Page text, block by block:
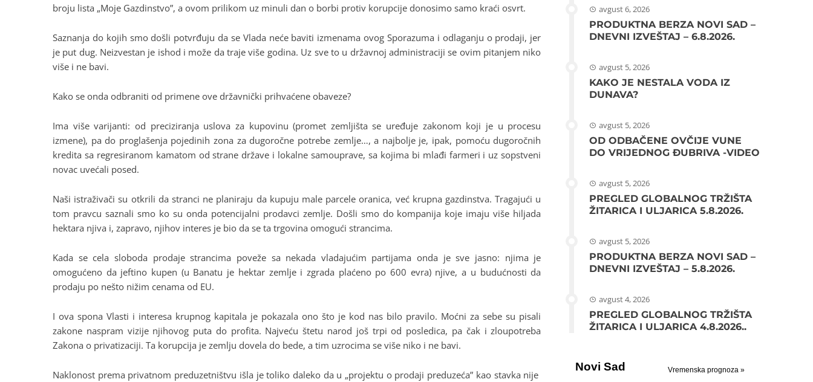
broju lista „Moje Gazdinstvo”, a ovom prilikom uz minuli dan o borbi protiv korupcije donosimo samo kraći osvrt.
Saznanja do kojih smo došli potvrđuju da se Vlada neće baviti izmenama ovog Sporazuma i odlaganju o prodaji, jer
je put dug. Neizvestan je ishod i može da traje više godina. Uz sve to u državnoj administraciji se ovim pitanjem niko
više i ne bavi.
Kako se onda odbraniti od primene ove državnički prihvaćene obaveze?
Ima više varijanti: od preciziranja uslova za kupovinu (promet zemljišta se uređuje zakonom koji je u procesu
izmene), pa do proglašenja pojedinih zona za dugoročne potrebe zemlje…, a najbolje je, ipak, pomoću dugoročnih
kredita sa regresiranom kamatom od strane države i lokalne samouprave, sa kojima bi mlađi farmeri i uz sopstveni
novac uvećali posed.
Naši istraživači su otkrili da stranci ne planiraju da kupuju male parcele oranica, već krupna gazdinstva. Tragajući u
tom pravcu saznali smo ko su onda potencijalni prodavci zemlje. Došli smo do kompanija koje imaju više hiljada
hektara njiva i, zapravo, njihov interes je bio da se ta trgovina omogući strancima.
Kada se cela sloboda prodaje strancima poveže sa nekada vladajućim partijama onda je sve jasno: njima je
omogućeno da jeftino kupen (u Banatu je hektar zemlje i zgrada plaćeno po 600 evra) njive, a u budućnosti da
prodaju po nešto nižim cenama od EU.
I ova spona Vlasti i interesa krupnog kapitala je pokazala ono što je kod nas bilo pravilo. Moćni za sebe su pisali
zakone naspram vizije njihovog puta do profita. Najveću štetu narod još trpi od posledica, pa čak i zloupotreba
Zakona o privatizaciji. Ta korupcija je zemlju dovela do bede, a tim uzrocima se više niko i ne bavi.
Naklonost prema privatnom preduzetništvu išla je toliko daleko da u „projektu o prodaji preduzeća” kao stavka nije
avgust 6, 2026
PRODUKTNA BERZA NOVI SAD –
DNEVNI IZVEŠTAJ – 6.8.2026.
avgust 5, 2026
KAKO JE NESTALA VODA IZ
DUNAVA?
avgust 5, 2026
OD ODBAČENE OVČIJE VUNE
DO VRIJEDNOG ĐUBRIVA -VIDEO
avgust 5, 2026
PREGLED GLOBALNOG TRŽIŠTA
ŽITARICA I ULJARICA 5.8.2026.
avgust 5, 2026
PRODUKTNA BERZA NOVI SAD –
DNEVNI IZVEŠTAJ – 5.8.2026.
avgust 4, 2026
PREGLED GLOBALNOG TRŽIŠTA
ŽITARICA I ULJARICA 4.8.2026..